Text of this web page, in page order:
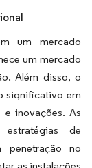
um mercado
um mercado
Além disso, o
significativo em
inovações. As
estratégias de
penetração no